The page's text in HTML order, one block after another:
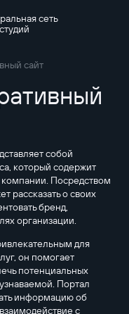
сеть
сайт
собой
который содержит
Посредством
рассказать о своих
бренд,
организации.
для
он помогает
потенциальных
Портал
информацию об
с